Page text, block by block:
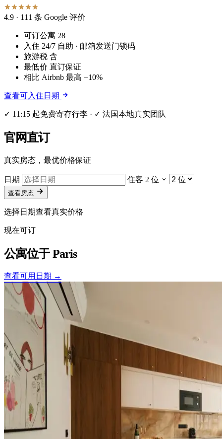
4.9 · 111 条 Google 评价
可订公寓 28
入住 24/7 自助 · 邮箱发送门锁码
旅游税 含
最低价 直订保证
相比 Airbnb 最高 −10%
查看可入住日期
✓ 11:15 起免费寄存行李 · ✓ 法国本地真实团队
官网直订
真实房态，最优价格保证
日期 住客 2 位
查看房态
选择日期查看真实价格
现在可订
公寓位于Paris
查看可用日期 →